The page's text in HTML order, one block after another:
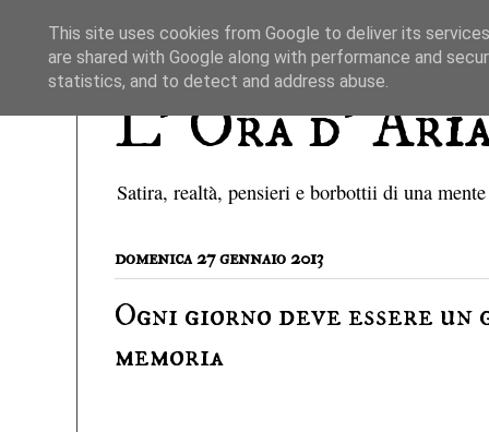
L' Ora d'
Satira, realtà, pensieri e borbottii di una
domenica 27 gennaio 2013
Ogni giorno deve essere
memoria
This site uses cookies from Google to deliver its
are shared with Google along with performance and
statistics, and to detect and address abuse.